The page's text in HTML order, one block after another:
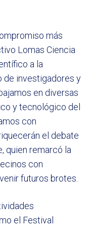
más
Lomas Ciencia
a la
de investigadores y
en diversas
y tecnológico del
con
el debate
quien remarcó la
con
futuros brotes.
el Festival